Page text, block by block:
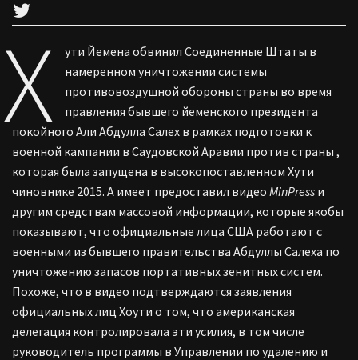
Х
ути Йемена обвинил Соединенные Штаты в
намеренном уничтожении системы
противовоздушной обороны страны во время
правления бывшего йеменского президента
покойного Али Абдулла Салех в рамках подготовки к
военной кампании в Саудовской Аравии против страны ,
которая была запущена в высокопоставленном Хути
чиновнике 2015. А имеет предоставил видео MinPress и
другим средствам массовой информации, которые якобы
показывают, что официальные лица США работают с
военными из бывшего правительства Абдуллы Салеха по
уничтожению запасов портативных зенитных систем.
Похоже, что в видео подтверждаются заявления
официальных лиц Хоути о том, что американская
делегация контролировала эти усилия, в том числе
руководитель программы в Управлении по удалению и